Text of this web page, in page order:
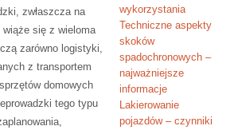
zwłaszcza na
się z wieloma
zarówno logistyki,
z transportem
domowych
tego typu
wykorzystania
Techniczne aspekty
skoków
spadochronowych –
najważniejsze
informacje
Lakierowanie
pojazdów – czynniki